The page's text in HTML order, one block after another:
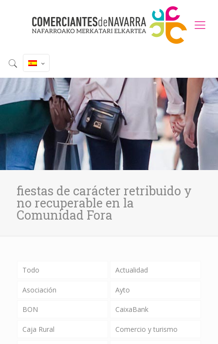
fiestas de carácter retribuido y
no recuperable en la
Comunidad Fora
Todo Actualidad
Asociación Ayto
BON CaixaBank
Caja Rural Comercio y turismo